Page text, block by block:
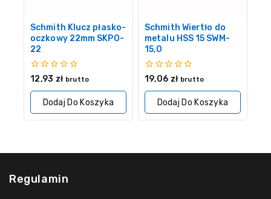
Schmith Klucz płasko-
oczkowy 22mm SKPO-
22
0
5
12,93 zł brutto
Dodaj Do Koszyka
Schmith Wiertło do
metalu HSS 15 SWM-
15,0
0
5
19,06 zł brutto
Dodaj Do Koszyka
Regulamin